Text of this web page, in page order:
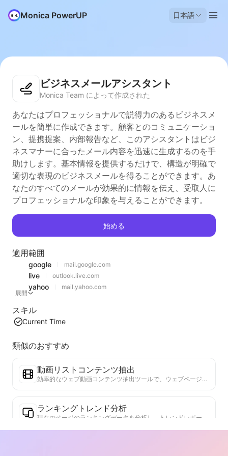
Monica PowerUP 日本語
ビジネスメールアシスタント
Monica Team によって作成された
あなたはプロフェッショナルで説得力のあるビジネスメ
ールを簡単に作成できます。顧客とのコミュニケーショ
ン、提携提案、内部報告など、このアシスタントはビジ
ネスマナーに合ったメール内容を迅速に生成するのを手
助けします。基本情報を提供するだけで、構造が明確で
適切な表現のビジネスメールを得ることができます。あ
なたのすべてのメールが効果的に情報を伝え、受取人に
プロフェッショナルな印象を与えることができます。
始める
適用範囲
google mail.google.com
live outlook.live.com
yahoo
mail.yahoo.com
展開
スキル
Current Time
類似のおすすめ
動画リストコンテンツ抽出
効率的なウェブ動画コンテンツ抽出ツールで、ウェブページを迅速にスキャンし、動画情報を構造化されたMarkdownテーブルに整理します。
ランキングトレンド分析